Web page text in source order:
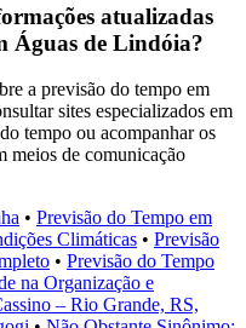
atualizadas
Águas de Lindóia?
a previsão do tempo em
sites especializados em
tempo ou acompanhar os
meios de comunicação
• Previsão do Tempo em
Climáticas • Previsão
• Previsão do Tempo
na Organização e
– Rio Grande, RS,